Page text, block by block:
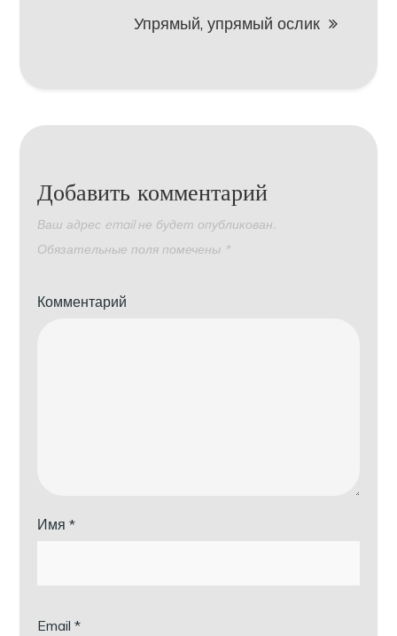
записямУпрямый, упрямый ослик
Добавить комментарий
Ваш адрес email не будет опубликован.
Обязательные поля помечены *
Комментарий
Имя*
Email*